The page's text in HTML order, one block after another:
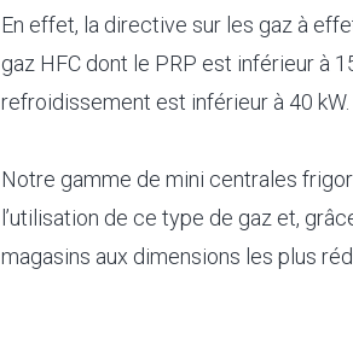
En effet, la directive sur les gaz à
gaz HFC dont le PRP est inférieur à
refroidissement est inférieur à 40 kW.
Notre gamme de mini centrales
l’utilisation de ce type de gaz et,
magasins aux dimensions les plus